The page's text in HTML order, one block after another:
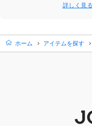
詳しく見る
ホーム アイテムを探す